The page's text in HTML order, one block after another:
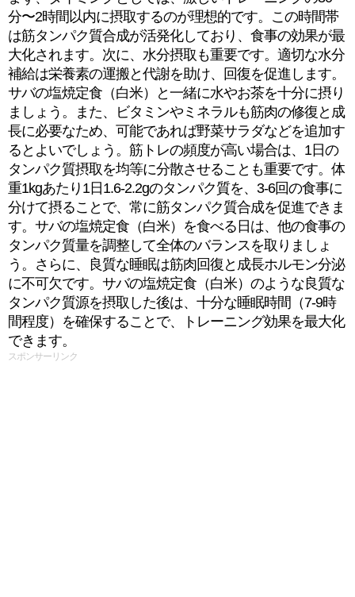
分〜2時間以内に摂取するのが理想的です。この時間帯
は筋タンパク質合成が活発化しており、食事の効果が最
大化されます。次に、水分摂取も重要です。適切な水分
補給は栄養素の運搬と代謝を助け、回復を促進します。
サバの塩焼定食（白米）と一緒に水やお茶を十分に摂り
ましょう。また、ビタミンやミネラルも筋肉の修復と成
長に必要なため、可能であれば野菜サラダなどを追加す
るとよいでしょう。筋トレの頻度が高い場合は、1日の
タンパク質摂取を均等に分散させることも重要です。体
重1kgあたり1日1.6-2.2gのタンパク質を、3-6回の食事に
分けて摂ることで、常に筋タンパク質合成を促進できま
す。サバの塩焼定食（白米）を食べる日は、他の食事の
タンパク質量を調整して全体のバランスを取りましょ
う。さらに、良質な睡眠は筋肉回復と成長ホルモン分泌
に不可欠です。サバの塩焼定食（白米）のような良質な
タンパク質源を摂取した後は、十分な睡眠時間（7-9時
間程度）を確保することで、トレーニング効果を最大化
できます。
スポンサーリンク